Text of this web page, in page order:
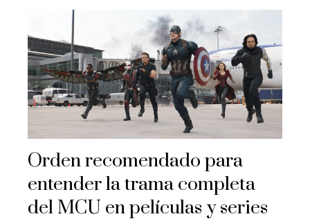
Orden recomendado para
entender la trama completa
del MCU en películas y series